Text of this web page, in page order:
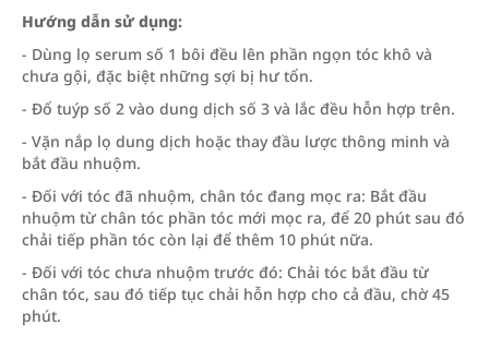
Hướng dẫn sử dụng:
- Dùng lọ serum số 1 bôi đều lên phần ngọn tóc khô và
chưa gội, đặc biệt những sợi bị hư tổn.
- Đổ tuýp số 2 vào dung dịch số 3 và lắc đều hỗn hợp trên.
- Vặn nắp lọ dung dịch hoặc thay đầu lược thông minh và
bắt đầu nhuộm.
- Đối với tóc đã nhuộm, chân tóc đang mọc ra: Bắt đầu
nhuộm từ chân tóc phần tóc mới mọc ra, để 20 phút sau đó
chải tiếp phần tóc còn lại để thêm 10 phút nữa.
- Đối với tóc chưa nhuộm trước đó: Chải tóc bắt đầu từ
chân tóc, sau đó tiếp tục chải hỗn hợp cho cả đầu, chờ 45
phút.